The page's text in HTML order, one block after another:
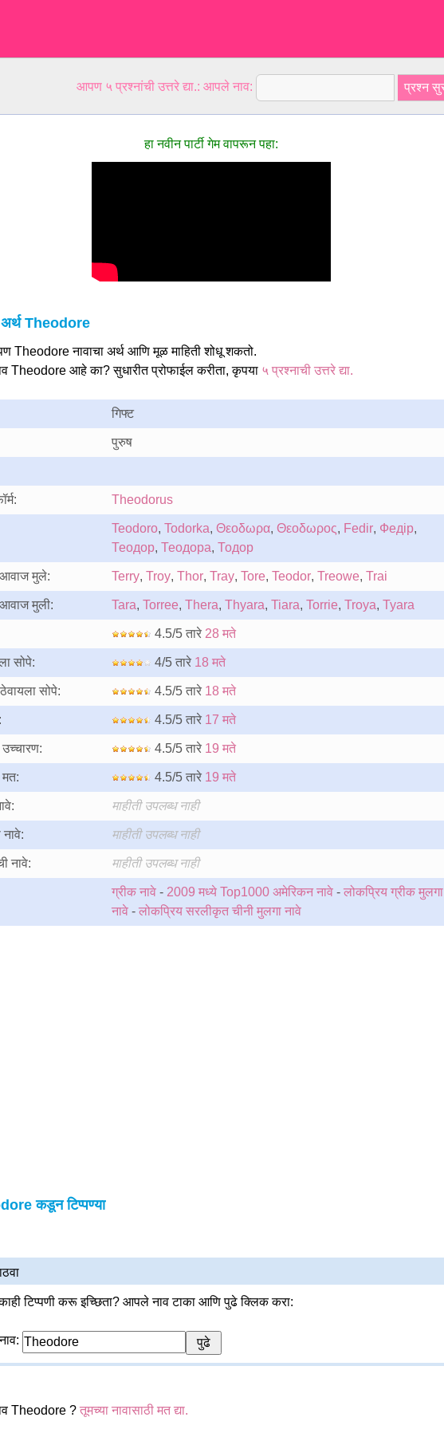
आपण ५ प्रश्नांची उत्तरे द्या.: आपले नाव:
हा नवीन पार्टी गेम वापरून पहा:
अर्थ Theodore
Theodore नावाचा अर्थ आणि मूळ माहिती शोधू शकतो.
Theodore आहे का? सुधारीत प्रोफाईल करीता, कृपया ५ प्रश्नाची उत्तरे द्या.
गिफ्ट
पुरुष
Theodorus
Teodoro, Todorka, Θεοδωρα, Θεοδωρος, Fedir, Федір,
Теодор, Теодора, Тодор
मुले: Terry, Troy, Thor, Tray, Tore, Teodor, Treowe, Trai
मुली: Tara, Torree, Thera, Thyara, Tiara, Torrie, Troya, Tyara
4.5/5 तारे 28 मते
सोपे: 4/5 तारे 18 मते
सोपे: 4.5/5 तारे 18 मते
4.5/5 तारे 17 मते
4.5/5 तारे 19 मते
मत: 4.5/5 तारे 19 मते
माहीती उपलब्ध नाही
नावे: माहीती उपलब्ध नाही
नावे: माहीती उपलब्ध नाही
ग्रीक नावे- 2009 मध्ये Top1000 अमेरिकन नावे- लोकप्रिय ग्रीक मुलगा
नावे- लोकप्रिय सरलीकृत चीनी मुलगा नावे
कडून टिप्पण्या
टिप्पणी करू इच्छिता? आपले नाव टाका आणि पुढे क्लिक करा:
Theodore ? तूमच्या नावासाठी मत द्या.